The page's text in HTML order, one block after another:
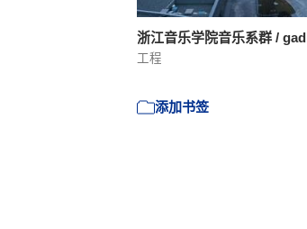
浙江音乐学院音乐系群 / gad
工程
添加书签